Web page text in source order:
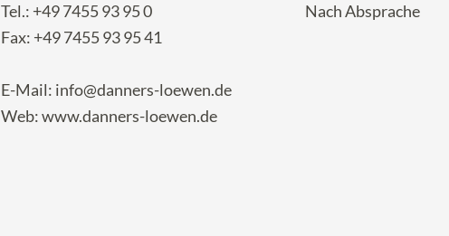
Tel.: +49 7455 93 95 0
Fax: +49 7455 93 95 41
E-Mail: info@danners-loewen.de
Web:www.danners-loewen.de
Nach Absprache